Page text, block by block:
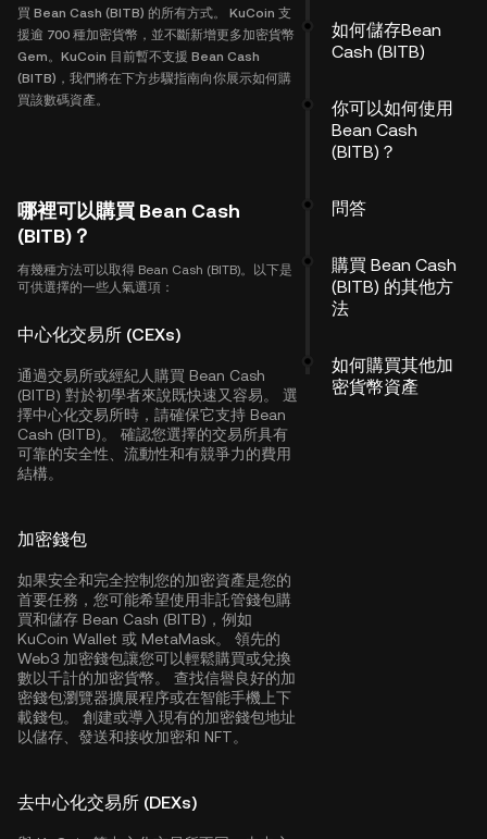
買 Bean Cash (BITB) 的所有方式。 KuCoin 支
援逾 700 種加密貨幣，並不斷新增更多加密貨幣
Gem。KuCoin 目前暫不支援 Bean Cash
(BITB)，我們將在下方步驟指南向你展示如何購
買該數碼資產。
哪裡可以購買 Bean Cash
(BITB)？
有幾種方法可以取得 Bean Cash (BITB)。以下是
可供選擇的一些人氣選項：
中心化交易所 (CEXs)
通過交易所或經紀人購買 Bean Cash
(BITB) 對於初學者來說既快速又容易。 選
擇中心化交易所時，請確保它支持 Bean
Cash (BITB)。 確認您選擇的交易所具有
可靠的安全性、流動性和有競爭力的費用
結構。
加密錢包
如果安全和完全控制您的加密資產是您的
首要任務，您可能希望使用非託管錢包購
買和儲存 Bean Cash (BITB)，例如
KuCoin Wallet 或 MetaMask。 領先的
Web3 加密錢包讓您可以輕鬆購買或兌換
數以千計的加密貨幣。 查找信譽良好的加
密錢包瀏覽器擴展程序或在智能手機上下
載錢包。 創建或導入現有的加密錢包地址
以儲存、發送和接收加密和 NFT。
去中心化交易所 (DEXs)
如何儲存Bean
Cash (BITB)
你可以如何使用
Bean Cash
(BITB)？
問答
購買 Bean Cash
(BITB) 的其他方
法
如何購買其他加
密貨幣資產